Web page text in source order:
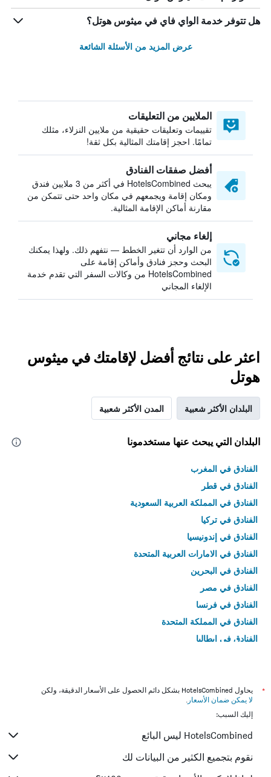
هل تتوفر خدمة الواي فاي في ميثوس هوتل؟
عرض المزيد من الأسئلة الشائعة
الملايين من التعليقات
تقييمات وتعليقات حقيقية من ملايين النزلاء، مثلك
تمامًا. احجز إقامتك المثالية بكل ثقة!
أفضل صفقات الفنادق
يبحث HotelsCombined في أكثر من 3 ملايين فندق
ومكان إقامة ويجمعهم في مكان واحد حتى تتمكن من
مقارنة أماكن الإقامة المثالية.
إلغاء مجاني
من الوارد أن تتغير الخطط — نتفهم ذلك. ولهذا يمكنك
البحث وحجز فنادق وأماكن إقامة على
HotelsCombined من وكالات السفر التي تقدم خدمة
الإلغاء المجاني
اعثر على نتائج أفضل لإقامتك في ميثوس
هوتل
البلدان الأكثر شعبية المدن الأكثر شعبية
البلدان التي يبحث عنها مستخدمونا
الفنادق في المغرب
الفنادق في قطر
الفنادق في المملكة العربية السعودية
الفنادق في تركيا
الفنادق في إندونيسيا
الفنادق في الامارات العربية المتحدة
الفنادق في البحرين
الفنادق في مصر
الفنادق في فرنسا
الفنادق في المملكة المتحدة
الفنادق في إيطاليا
*
يحاول HotelsCombined بشكل دائم الحصول على الأسعار الدقيقة، ولكن
لا يمكن ضمان الأسعار .
إليك السبب:
HotelsCombined ليس البائع
نقوم بتجميع الكثير من البيانات لك